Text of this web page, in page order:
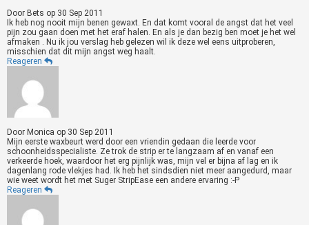
Door Bets op 30 Sep 2011
Ik heb nog nooit mijn benen gewaxt. En dat komt vooral de angst dat het veel
pijn zou gaan doen met het eraf halen. En als je dan bezig ben moet je het wel
afmaken . Nu ik jou verslag heb gelezen wil ik deze wel eens uitproberen,
misschien dat dit mijn angst weg haalt.
Reageren
Door Monica op 30 Sep 2011
Mijn eerste waxbeurt werd door een vriendin gedaan die leerde voor
schoonheidsspecialiste. Ze trok de strip er te langzaam af en vanaf een
verkeerde hoek, waardoor het erg pijnlijk was, mijn vel er bijna af lag en ik
dagenlang rode vlekjes had. Ik heb het sindsdien niet meer aangedurd, maar
wie weet wordt het met Suger StripEase een andere ervaring :-P
Reageren